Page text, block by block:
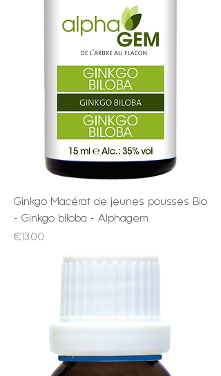
Ginkgo Macérat de jeunes pousses Bio
- Ginkgo biloba - Alphagem
Price
€13.00